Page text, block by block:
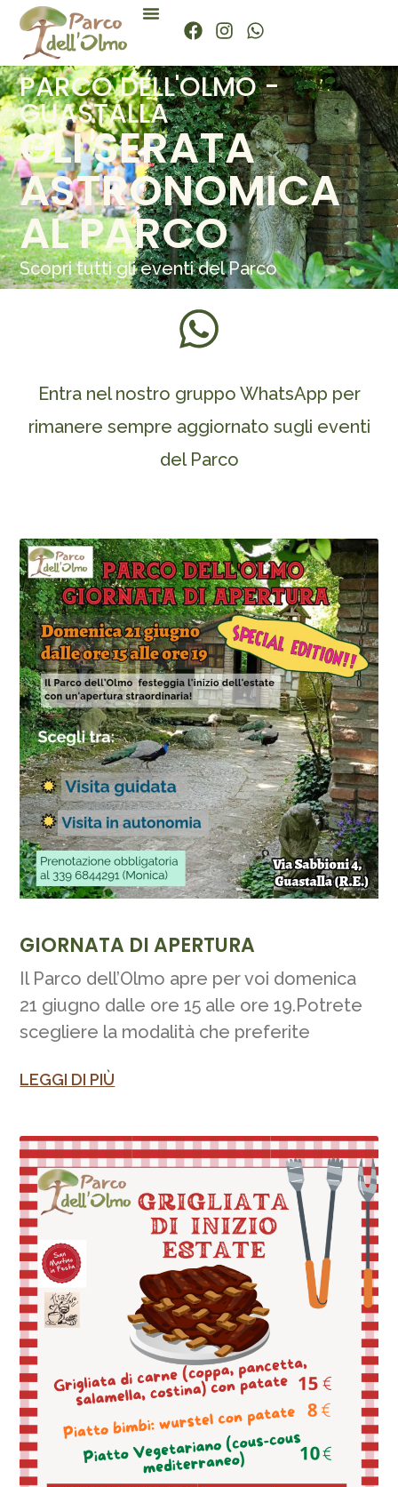
PARCO DELL'OLMO -
GUASTALLA
GLI SERATA
ASTRONOMICA
AL PARCO
Scopri tutti gli eventi del Parco
Entra nel nostro gruppo WhatsApp per
rimanere sempre aggiornato sugli eventi
del Parco
GIORNATA DI APERTURA
Il Parco dell’Olmo apre per voi domenica
21 giugno dalle ore 15 alle ore 19.Potrete
scegliere la modalità che preferite
LEGGI DI PIÙ